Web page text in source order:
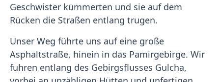
Geschwister kümmerten und sie auf dem
Rücken die Straßen entlang trugen.
Unser Weg führte uns auf eine große
Asphaltstraße, hinein in das Pamirgebirge. Wir
fuhren entlang des Gebirgsflusses Gulcha,